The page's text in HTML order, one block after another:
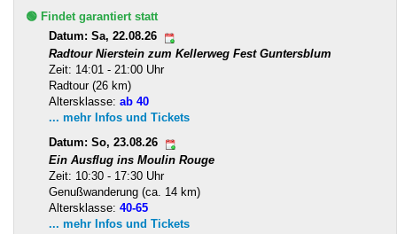
🟢 Findet garantiert statt
Datum: Sa, 22.08.26
Radtour Nierstein zum Kellerweg Fest Guntersblum
Zeit: 14:01 - 21:00 Uhr
Radtour (26 km)
Altersklasse: ab 40
... mehr Infos und Tickets
Datum: So, 23.08.26
Ein Ausflug ins Moulin Rouge
Zeit: 10:30 - 17:30 Uhr
Genußwanderung (ca. 14 km)
Altersklasse: 40-65
... mehr Infos und Tickets